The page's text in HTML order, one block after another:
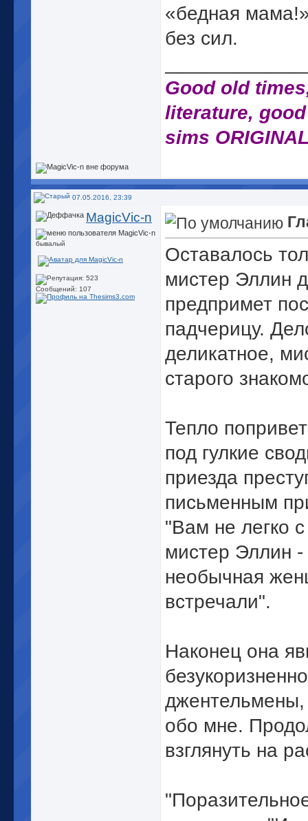
«бедная
без сил.
Good old
literature,
sims
07.05.2016, 23:39
MagicVic-n
бывалый
Сообщений: 107
Оставалось
мистер Эллин
предпримет
падчерицу.
деликатное,
старого
Тепло
под гулкие
приезда
письменным
"Вам не легко
мистер Эллин
необычная
встречали".
Наконец она
обо мне.
взглянуть на